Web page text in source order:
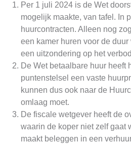
Per 1 juli 2024 is de Wet
mogelijk maakte, van tafel. In
huurcontracten. Alleen nog
een kamer huren voor de
een uitzondering op het
De Wet betaalbare huur heeft
puntenstelsel een vaste
kunnen dus ook naar de
omlaag moet.
De fiscale wetgever heeft de
waarin de koper niet zelf gaat
maakt beleggen in een